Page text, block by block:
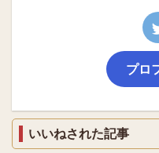
プロ
いいねされた記事